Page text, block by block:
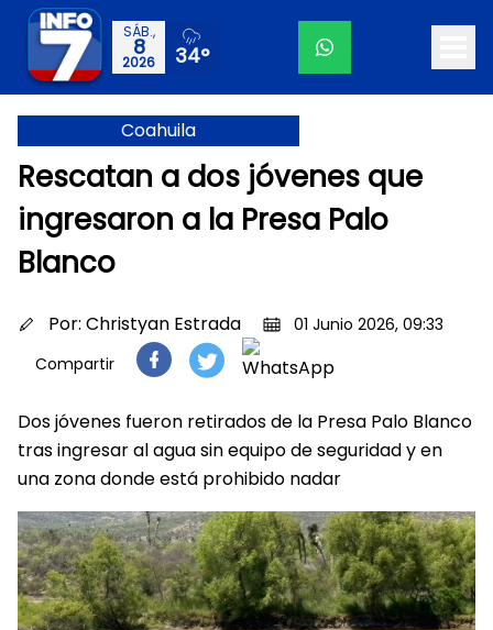
SÁB.,
8
2026 34°
Coahuila
Rescatan a dos jóvenes que
ingresaron a la Presa Palo
Blanco
Por: Christyan Estrada
01 Junio 2026, 09:33
Compartir
Dos jóvenes fueron retirados de la Presa Palo Blanco
tras ingresar al agua sin equipo de seguridad y en
una zona donde está prohibido nadar